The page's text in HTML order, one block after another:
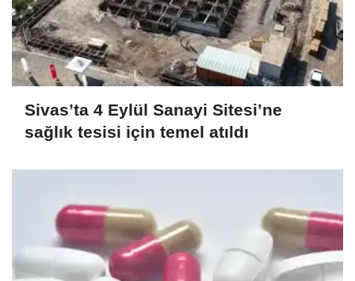
Sivas’ta 4 Eylül Sanayi Sitesi’ne
sağlık tesisi için temel atıldı